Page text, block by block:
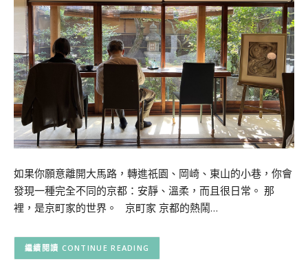
如果你願意離開大馬路，轉進祇園、岡崎、東山的小巷，你會
發現一種完全不同的京都：安靜、溫柔，而且很日常。 那
裡，是京町家的世界。 京町家 京都的熱鬧…
CONTINUE READING